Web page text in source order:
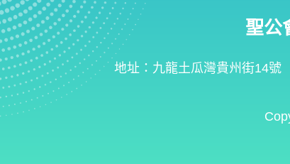
聖公
地址：九龍土瓜灣貴州街14號